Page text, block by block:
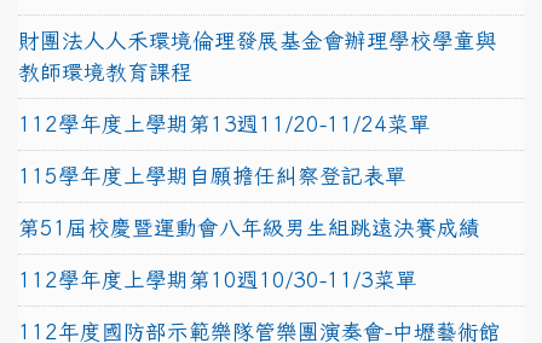
財團法人人禾環境倫理發展基金會辦理學校學童與
教師環境教育課程
112學年度上學期第13週11/20-11/24菜單
115學年度上學期自願擔任糾察登記表單
第51屆校慶暨運動會八年級男生組跳遠決賽成績
112學年度上學期第10週10/30-11/3菜單
112年度國防部示範樂隊管樂團演奏會-中壢藝術館